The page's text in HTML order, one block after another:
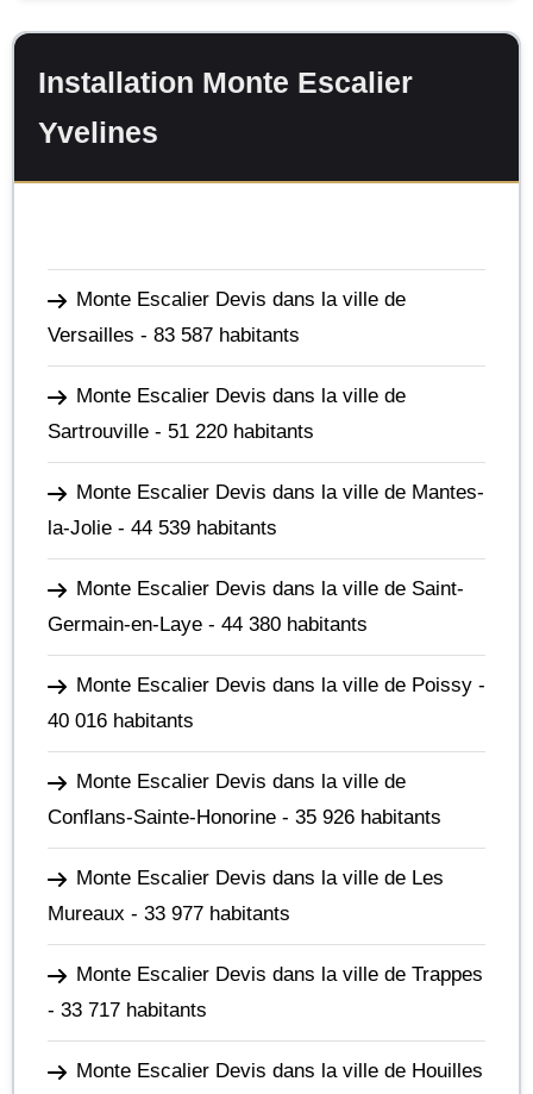
Installation Monte Escalier
Yvelines
Monte Escalier Devis dans la ville de
Versailles - 83 587 habitants
Monte Escalier Devis dans la ville de
Sartrouville - 51 220 habitants
Monte Escalier Devis dans la ville de Mantes-
la-Jolie - 44 539 habitants
Monte Escalier Devis dans la ville de Saint-
Germain-en-Laye - 44 380 habitants
Monte Escalier Devis dans la ville de Poissy -
40 016 habitants
Monte Escalier Devis dans la ville de
Conflans-Sainte-Honorine - 35 926 habitants
Monte Escalier Devis dans la ville de Les
Mureaux - 33 977 habitants
Monte Escalier Devis dans la ville de Trappes
- 33 717 habitants
Monte Escalier Devis dans la ville de Houilles